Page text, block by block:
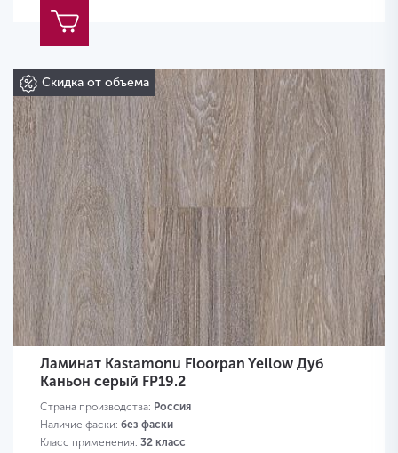
Скидка от объема
Ламинат Kastamonu Floorpan Yellow Дуб
Каньон серый FP19.2
Страна производства: Россия
Наличие фаски: без фаски
Класс применения: 32 класс